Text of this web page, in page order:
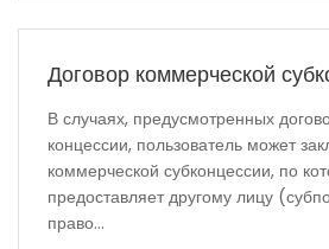
Договор коммерческой
В случаях, предусмотренных
концессии, пользователь может
коммерческой субконцессии, по
предоставляет другому лицу
право...